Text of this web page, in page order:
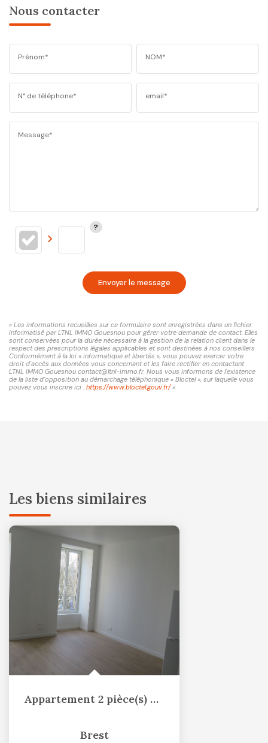
Nous contacter
Prénom* NOM*
N° de téléphone* email*
Message*
Envoyer le message
« Les informations recueillies sur ce formulaire sont enregistrées dans un fichier
informatisé par LTNL IMMO Gouesnou pour gérer votre demande de contact. Elles
sont conservées pour la durée nécessaire à la gestion de la relation client dans le
respect des prescriptions légales applicables et sont destinées à nos conseillers
Conformément à la loi « informatique et libertés », vous pouvez exercer votre
droit d'accès aux données vous concernant et les faire rectifier en contactant
LTNL IMMO Gouesnou contact@ltnl-immo.fr. Nous vous informons de l'existence
de la liste d'opposition au démarchage téléphonique « Bloctel », sur laquelle vous
pouvez vous inscrire ici : https://www.bloctel.gouv.fr/»
Les biens similaires
Appartement 2 pièce(s) 42.66 m2
Brest